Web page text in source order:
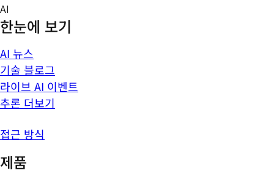
Skip
to
content
AI
한눈에 보기
AI 뉴스
기술 블로그
라이브 AI 이벤트
추론 더보기
접근 방식
제품